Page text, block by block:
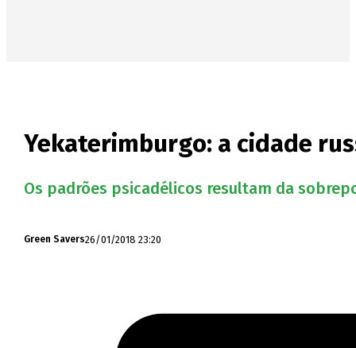
Yekaterimburgo: a cidade
Os padrões psicadélicos resultam da
Green Savers26/01/2018 23:20